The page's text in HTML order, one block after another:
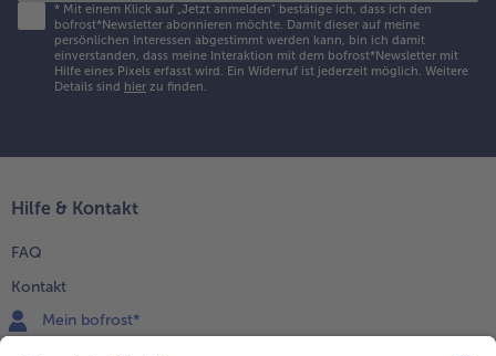
* Mit einem Klick auf „Jetzt anmelden" bestätige ich, dass ich den
bofrost*Newsletter abonnieren möchte. Damit dieser auf meine
persönlichen Interessen abgestimmt werden kann, bin ich damit
einverstanden, dass meine Interaktion mit dem bofrost*Newsletter mit
Hilfe eines Pixels erfasst wird. Ein Widerruf ist jederzeit möglich. Weitere
Details sind hier zu finden.
Hilfe & Kontakt
FAQ
Kontakt
Mein bofrost*